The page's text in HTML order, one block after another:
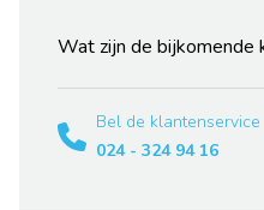
Wat zijn de bijkomende
Bel de klantenservice
024 - 324 94 16